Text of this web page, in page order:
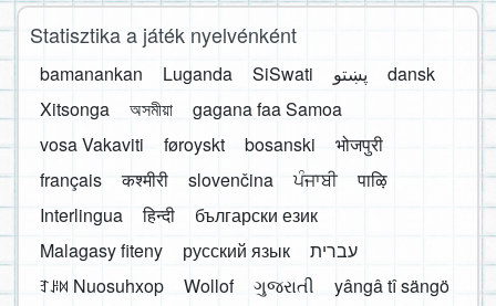
Statisztika a játék nyelvénként
bamanankan Luganda SiSwati پښتو
dansk
Xitsonga
অসমীয়া
gagana faa Samoa
vosa Vakaviti
føroyskt bosanski
भोजपुरी
français
कश्मीरी slovenčina ਪੰਜਾਬੀ
पाऴि
Interlingua
हिन्दी
български език
Malagasy fiteny
русский язык
עברית
ꆈꌠ꒿ Nuosuhxop
Wollof ગુજરાતી
yângâ tî sängö